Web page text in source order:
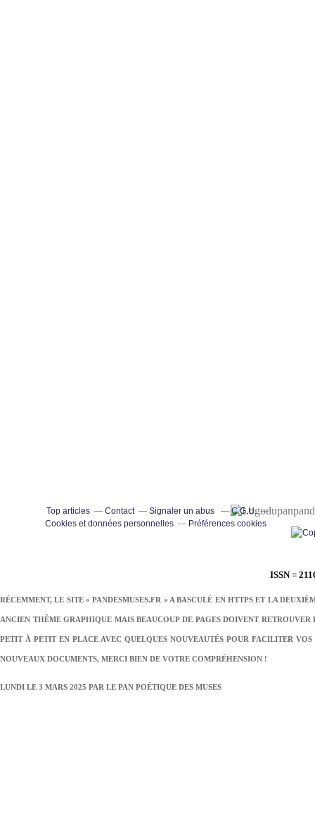
ISSN =
RÉCEMMENT, LE SITE « PANDESMUSES.FR » A BASCULÉ EN HTTPS ET LA
ANCIEN THÈME GRAPHIQUE MAIS BEAUCOUP DE PAGES DOIVENT
PETIT À PETIT EN PLACE AVEC QUELQUES NOUVEAUTÉS POUR FACILITER
NOUVEAUX DOCUMENTS, MERCI BIEN DE VOTRE COMPRÉHENSION !
LUNDI LE 3 MARS 2025 PAR LE PAN POÉTIQUE DES MUSES
Top articles Contact Signaler un abus
C.G.U.
Cookies et données personnelles
Préférences cookies